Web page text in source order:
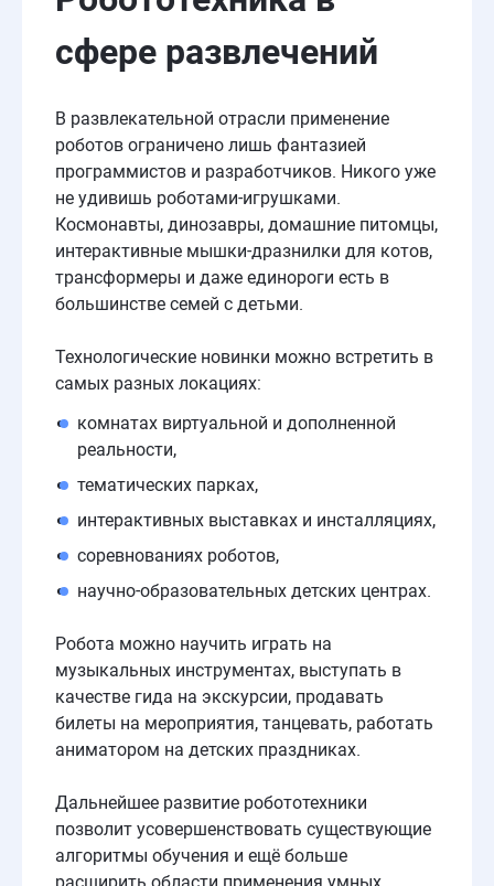
сфере развлечений
В развлекательной отрасли применение
роботов ограничено лишь фантазией
программистов и разработчиков. Никого уже
не удивишь роботами-игрушками.
Космонавты, динозавры, домашние питомцы,
интерактивные мышки-дразнилки для котов,
трансформеры и даже единороги есть в
большинстве семей с детьми.
Технологические новинки можно встретить в
самых разных локациях:
комнатах виртуальной и дополненной
реальности,
тематических парках,
интерактивных выставках и инсталляциях,
соревнованиях роботов,
научно-образовательных детских центрах.
Робота можно научить играть на
музыкальных инструментах, выступать в
качестве гида на экскурсии, продавать
билеты на мероприятия, танцевать, работать
аниматором на детских праздниках.
Дальнейшее развитие робототехники
позволит усовершенствовать существующие
алгоритмы обучения и ещё больше